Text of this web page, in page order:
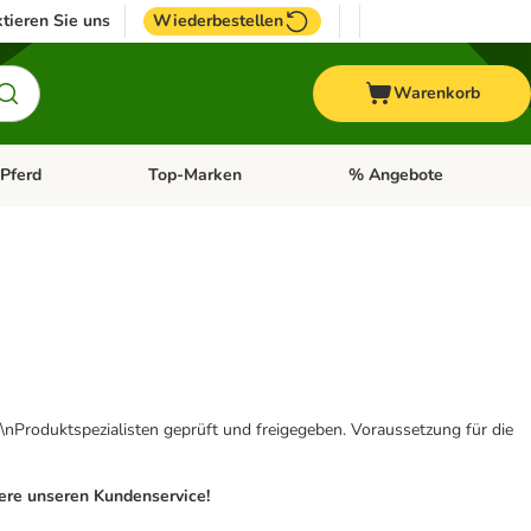
Sie uns Wiederbestellen
Warenkorb
Fisch Menü öffnen: Vogel
Pferd Kategorie-Menü öffnen: Pferd
Top-Marken Kategorie-Menü öffnen:
% Angebote
geprüft und freigegeben. Voraussetzung für die
unseren Kundenservice!